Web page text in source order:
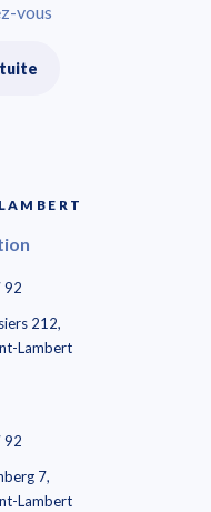
vous
92
212,
Lambert
92
7,
Lambert